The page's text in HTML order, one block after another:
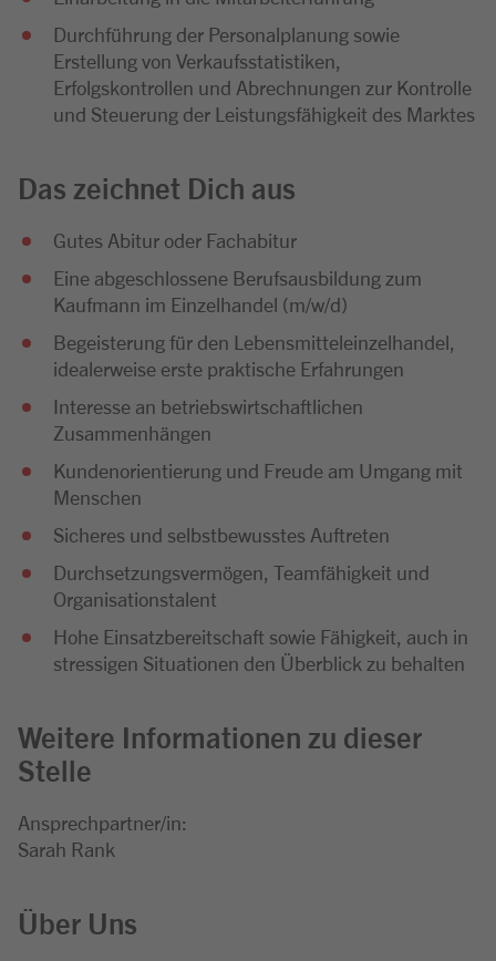
Durchführung der Personalplanung sowie
Erstellung von Verkaufsstatistiken,
Erfolgskontrollen und Abrechnungen zur Kontrolle
und Steuerung der Leistungsfähigkeit des Marktes
Das zeichnet Dich aus
Gutes Abitur oder Fachabitur
Eine abgeschlossene Berufsausbildung zum
Kaufmann im Einzelhandel (m/w/d)
Begeisterung für den Lebensmitteleinzelhandel,
idealerweise erste praktische Erfahrungen
Interesse an betriebswirtschaftlichen
Zusammenhängen
Kundenorientierung und Freude am Umgang mit
Menschen
Sicheres und selbstbewusstes Auftreten
Durchsetzungsvermögen, Teamfähigkeit und
Organisationstalent
Hohe Einsatzbereitschaft sowie Fähigkeit, auch in
stressigen Situationen den Überblick zu behalten
Weitere Informationen zu dieser
Stelle
Ansprechpartner/in:
Sarah Rank
Über Uns